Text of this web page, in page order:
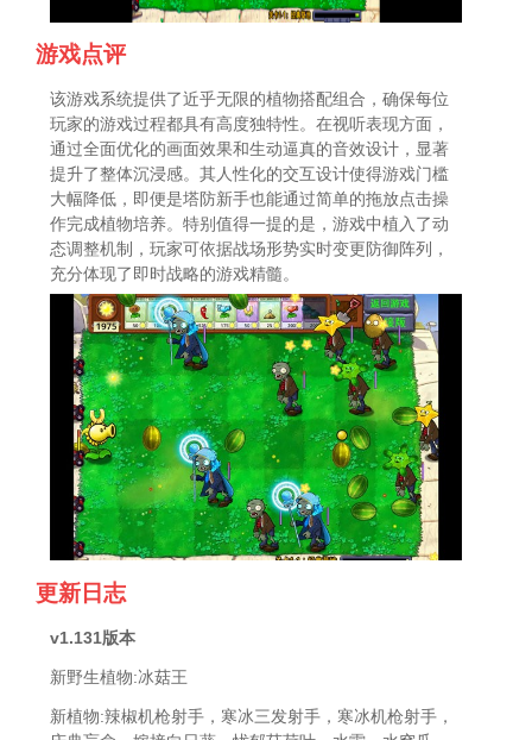
游戏点评
该游戏系统提供了近乎无限的植物搭配组合，确保每位
玩家的游戏过程都具有高度独特性。在视听表现方面，
通过全面优化的画面效果和生动逼真的音效设计，显著
提升了整体沉浸感。其人性化的交互设计使得游戏门槛
大幅降低，即便是塔防新手也能通过简单的拖放点击操
作完成植物培养。特别值得一提的是，游戏中植入了动
态调整机制，玩家可依据战场形势实时变更防御阵列，
充分体现了即时战略的游戏精髓。
更新日志
v1.131版本
新野生植物:冰菇王
新植物:辣椒机枪射手，寒冰三发射手，寒冰机枪射手，